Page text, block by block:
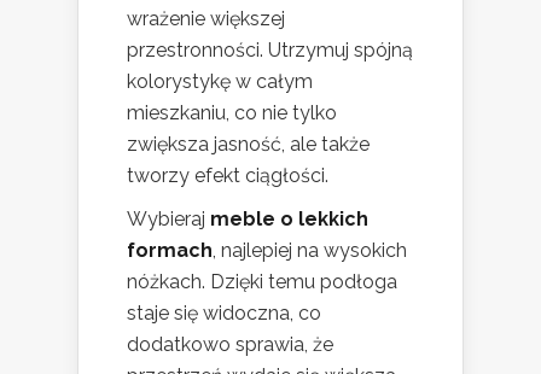
wrażenie większej
przestronności. Utrzymuj spójną
kolorystykę w całym
mieszkaniu, co nie tylko
zwiększa jasność, ale także
tworzy efekt ciągłości.
Wybieraj meble o lekkich
formach, najlepiej na wysokich
nóżkach. Dzięki temu podłoga
staje się widoczna, co
dodatkowo sprawia, że